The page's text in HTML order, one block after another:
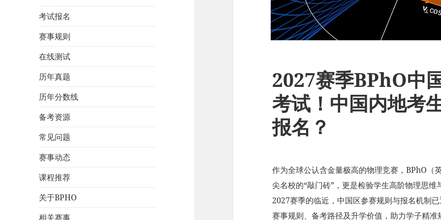
考试报名
赛事规则
在线测试
历年真题
历年分数线
备考资源
常见问题
赛事动态
课程推荐
关于BPHO
相关赛事
2027赛季BPhO中
考试！中国内地考
报名？
作为全球公认含金量极高的物理竞赛，BPhO（
尖名校的“敲门砖”，更是检验学生高阶物理思
2027赛季的临近，中国区参赛规则与报名机制
赛事规则、备考路径及升学价值，助力学子精准